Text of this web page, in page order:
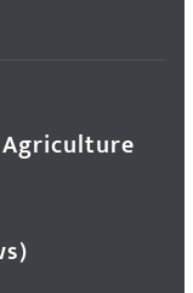
Agriculture